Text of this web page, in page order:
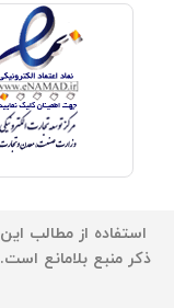
استفاده از مطالب
ذکر منبع بلامانع